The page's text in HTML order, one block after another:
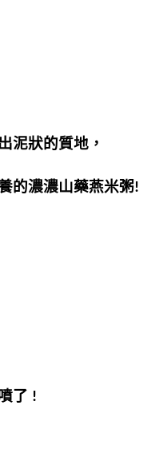
泥狀的質地，
的濃濃山藥燕米粥!
了 !